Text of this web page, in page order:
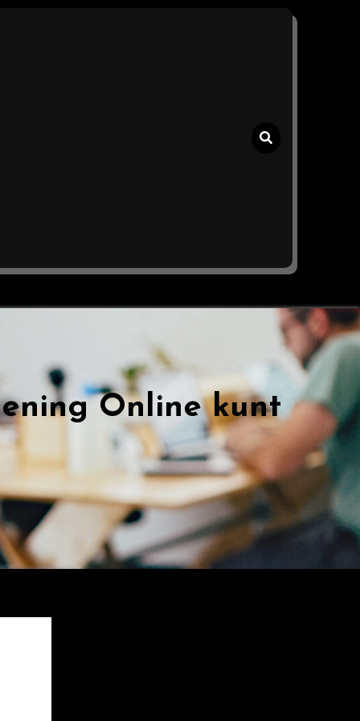
Online kunt